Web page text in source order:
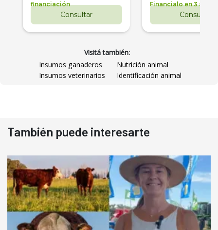
financiación
Consultar
Financialo en 3 años
Consultar
Visitá también:
Insumos ganaderos
Nutrición animal
Insumos veterinarios
Identificación animal
También puede interesarte